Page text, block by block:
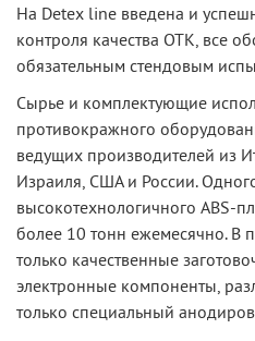
На Detex line введена и
контроля качества ОТК, все
обязательным стендовым
Сырье и комплектующие
противокражного
ведущих производителей из
Израиля, США и России.
высокотехнологичного ABS-
более 10 тонн ежемесячно. В
только качественные
электронные компоненты,
только специальный